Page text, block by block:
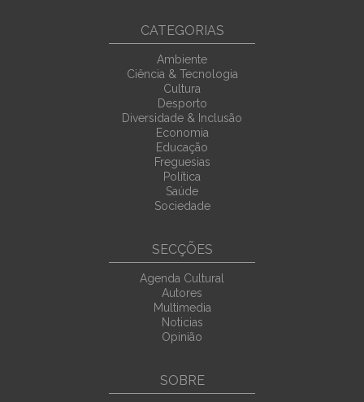
CATEGORIAS
Ambiente
Ciência & Tecnologia
Cultura
Desporto
Diversidade & Inclusão
Economia
Educação
Freguesias
Política
Saúde
Sociedade
SECÇÕES
Agenda Cultural
Autores
Multimedia
Noticias
Opinião
SOBRE